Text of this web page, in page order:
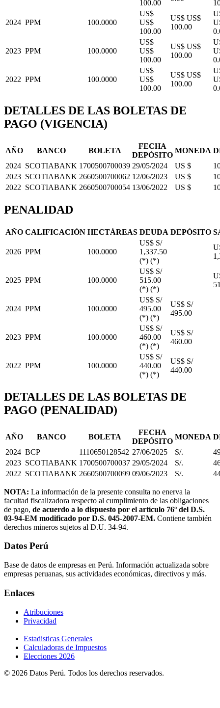
100.00
2024 PPM 100.0000
US$
US$
100.00
US$ US$
100.00
2023 PPM 100.0000
US$
US$
100.00
US$ US$
100.00
2022 PPM 100.0000
US$
US$
100.00
US$ US$
100.00
DETALLES DE LAS BOLETAS DE
PAGO (VIGENCIA)
AÑO BANCO BOLETA
FECHA
DEPÓSITO
MONEDA
2024 SCOTIABANK 1700500700039 29/05/2024 US $
2023 SCOTIABANK 2660500700062 12/06/2023 US $
2022 SCOTIABANK 2660500700054 13/06/2022 US $
PENALIDAD
AÑO CALIFICACIÓN HECTÁREAS DEUDA DEPÓSITO
2026 PPM 100.0000
US$ S/
1,337.50
(*) (*)
2025 PPM 100.0000
US$ S/
515.00
(*) (*)
2024 PPM 100.0000
US$ S/
495.00
(*) (*)
US$ S/
495.00
2023 PPM 100.0000
US$ S/
460.00
(*) (*)
US$ S/
460.00
2022 PPM 100.0000
US$ S/
440.00
(*) (*)
US$ S/
440.00
DETALLES DE LAS BOLETAS DE
PAGO (PENALIDAD)
AÑO BANCO BOLETA
FECHA
DEPÓSITO
MONEDA
2024 BCP 1110650128542 27/06/2025 S/.
2023 SCOTIABANK 1700500700037 29/05/2024 S/.
2022 SCOTIABANK 2660500700099 09/06/2023 S/.
NOTA: La información de la presente consulta no enerva la
facultad fiscalizadora respecto al cumplimiento de las obligaciones
de pago, de acuerdo a lo dispuesto por el artículo 76º del D.S.
03-94-EM modificado por D.S. 045-2007-EM. Contiene también
derechos mineros sujetos al D.U. 34-94.
Datos Perú
Base de datos de empresas en Perú. Información actualizada sobre
empresas peruanas, sus actividades económicas, directivos y más.
Enlaces
Atribuciones
Privacidad
Estadisticas Generales
Calculadoras de Impuestos
Elecciones 2026
© 2026 Datos Perú. Todos los derechos reservados.